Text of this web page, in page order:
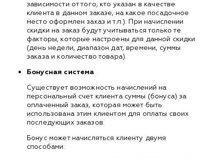
зависимости от того, кто указан в качестве
клиента в данном заказе, на какое посадочное
место оформлен заказ и т.п.). При начислении
скидки на заказ будут учитываться только те
факторы, которые настроены для данной скидки
(день недели, диапазон дат, времени, суммы
заказа и количество товара).
Бонусная система
Существует возможность начислений на
персональный счет клиента суммы (бонуса) за
оплаченный заказ, которая может быть
использована этим клиентом для оплаты своих
последующих заказов.
Бонус может начисляться клиенту двумя
способами: